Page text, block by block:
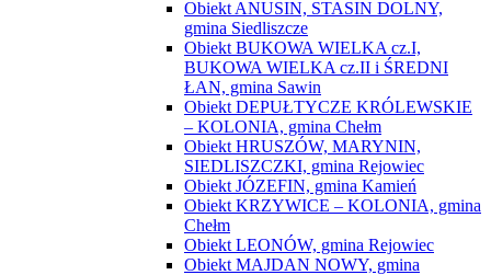
Obiekt ANUSIN, STASIN DOLNY,
gmina Siedliszcze
Obiekt BUKOWA WIELKA cz.I,
BUKOWA WIELKA cz.II i ŚREDNI
ŁAN, gmina Sawin
Obiekt DEPUŁTYCZE KRÓLEWSKIE
– KOLONIA, gmina Chełm
Obiekt HRUSZÓW, MARYNIN,
SIEDLISZCZKI, gmina Rejowiec
Obiekt JÓZEFIN, gmina Kamień
Obiekt KRZYWICE – KOLONIA, gmina
Chełm
Obiekt LEONÓW, gmina Rejowiec
Obiekt MAJDAN NOWY, gmina